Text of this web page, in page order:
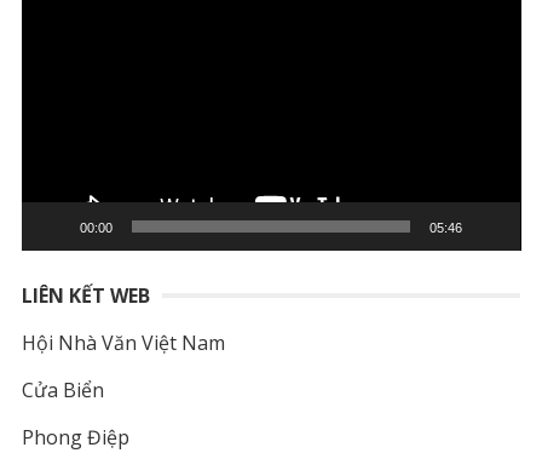
00:00 05:46
LIÊN KẾT WEB
Hội Nhà Văn Việt Nam
Cửa Biển
Phong Điệp